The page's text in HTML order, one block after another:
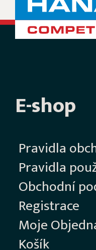
E-shop
Pravidla
Pravidla
Obchodní
Registrace
Moje
Košík